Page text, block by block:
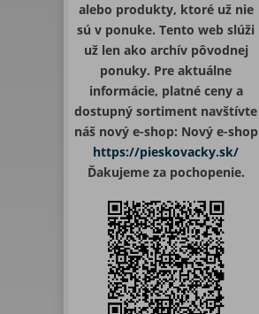
alebo produkty, ktoré už nie
sú v ponuke. Tento web slúži
už len ako archív pôvodnej
ponuky. Pre aktuálne
informácie, platné ceny a
dostupný sortiment navštívte
náš nový e-shop: Nový e-shop
https://pieskovacky.sk/
Ďakujeme za pochopenie.